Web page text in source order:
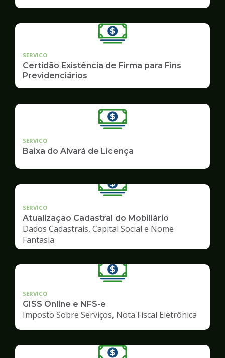
SERVICO
Certidão Existência de Firma para Fins
Previdenciários
SERVICO
Baixa do Alvará de Licença
SERVICO
Atualização Cadastral do Mobiliário
Dados Cadastrais, Capital Social e Nome
Fantasia
SERVICO
GISS Online e NFS-e
Imposto Sobre Serviços, Nota Fiscal Eletrônica